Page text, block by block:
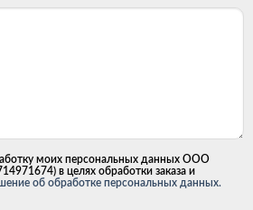
моих персональных данных ООО
в целях обработки заказа и
об обработке персональных данных.